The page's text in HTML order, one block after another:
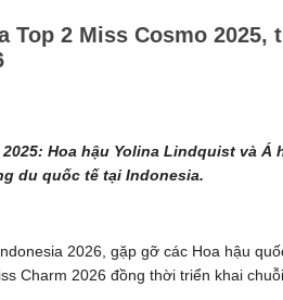
Top 2 Miss Cosmo 2025,
Hoa hậu Yolina Lindquist và Á
du quốc tế tại Indonesia.
2026, gặp gỡ các Hoa hậu
Charm 2026 đồng thời triển khai